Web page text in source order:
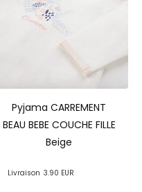
Pyjama CARREMENT
BEAU BEBE COUCHE FILLE
Beige
Livraison 3.90 EUR